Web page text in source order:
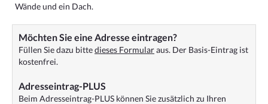
Wände und ein Dach.
Möchten Sie eine Adresse eintragen?
Füllen Sie dazu bittedieses Formularaus. Der Basis-Eintrag ist
kostenfrei.
Adresseintrag-PLUS
Beim Adresseintrag-PLUS können Sie zusätzlich zu Ihren